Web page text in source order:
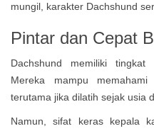
mungil, karakter Dachshund
Pintar dan Cepat
Dachshund memiliki
Mereka mampu
terutama jika dilatih sejak usia
Namun, sifat keras kepala